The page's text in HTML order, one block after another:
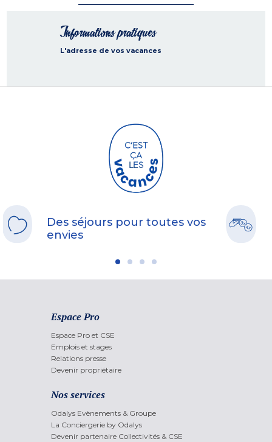
Informations pratiques
L'adresse de vos vacances
Des séjours pour toutes vos
envies
Espace Pro
Espace Pro et CSE
Emplois et stages
Relations presse
Devenir propriétaire
Nos services
Odalys Evènements & Groupe
La Conciergerie by Odalys
Devenir partenaire Collectivités & CSE